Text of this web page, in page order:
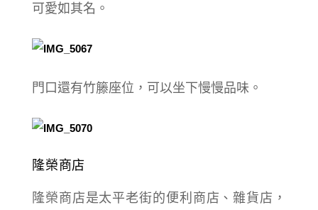
可愛如其名。
門口還有竹籐座位，可以坐下慢慢品味。
隆榮商店
隆榮商店是太平老街的便利商店、雜貨店，